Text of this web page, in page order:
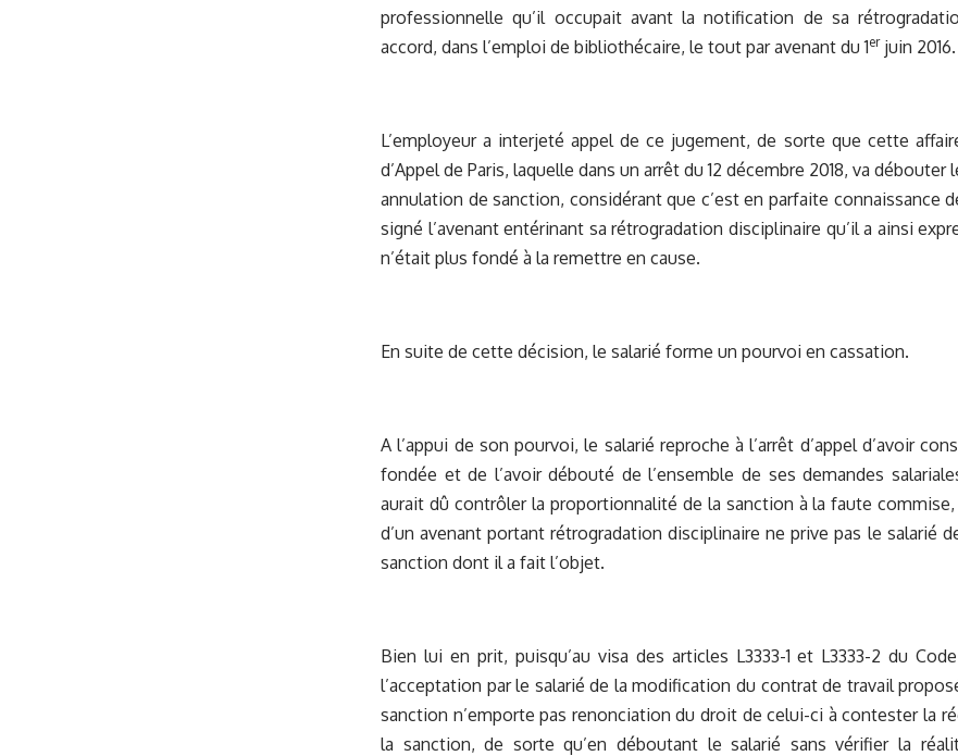
professionnelle qu’il occupait avant la notification de sa
accord, dans l’emploi de bibliothécaire, le tout par avenant du 1erjuin 2016.
L’employeur a interjeté appel de ce jugement, de sorte que cette
d’Appel de Paris, laquelle dans un arrêt du 12 décembre 2018, va débouter
annulation de sanction, considérant que c’est en parfaite connaissance
signé l’avenant entérinant sa rétrogradation disciplinaire qu’il a ainsi
n’était plus fondé à la remettre en cause.
En suite de cette décision, le salarié forme un pourvoi en cassation.
A l’appui de son pourvoi, le salarié reproche à l’arrêt d’appel d’avoir
fondée et de l’avoir débouté de l’ensemble de ses demandes
aurait dû contrôler la proportionnalité de la sanction à la faute
d’un avenant portant rétrogradation disciplinaire ne prive pas le salarié
sanction dont il a fait l’objet.
Bien lui en prit, puisqu’au visa des articles L3333-1 et L3333-2 du
l’acceptation par le salarié de la modification du contrat de travail
sanction n’emporte pas renonciation du droit de celui-ci à contester la
la sanction, de sorte qu’en déboutant le salarié sans vérifier la